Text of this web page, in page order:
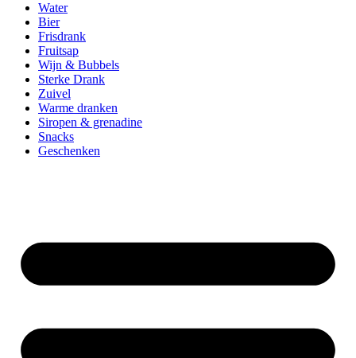
Water
Bier
Frisdrank
Fruitsap
Wijn & Bubbels
Sterke Drank
Zuivel
Warme dranken
Siropen & grenadine
Snacks
Geschenken